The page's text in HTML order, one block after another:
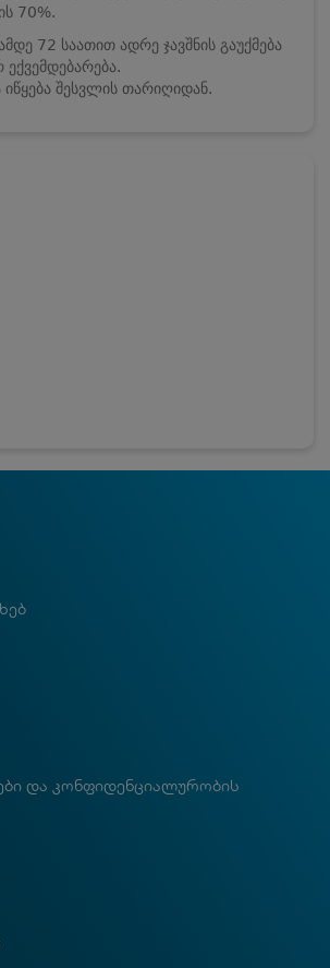
70%.
72 საათით ადრე ჯავშნის გაუქმება
ექვემდებარება.
შესვლის თარიღიდან.
და კონფიდენციალურობის